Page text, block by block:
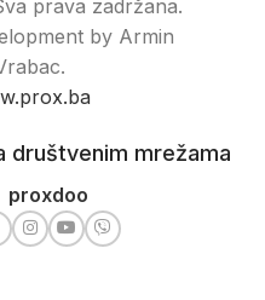
prava zadržana.
by Armin
društvenim mrežama
proxdoo